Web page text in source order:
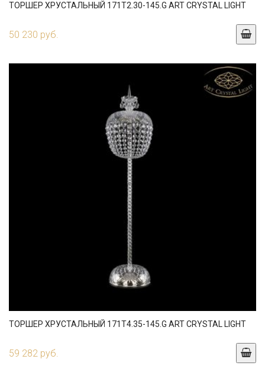
ТОРШЕР ХРУСТАЛЬНЫЙ 171T2.30-145.G ART CRYSTAL LIGHT
50 230 руб.
ТОРШЕР ХРУСТАЛЬНЫЙ 171T4.35-145.G ART CRYSTAL LIGHT
59 282 руб.